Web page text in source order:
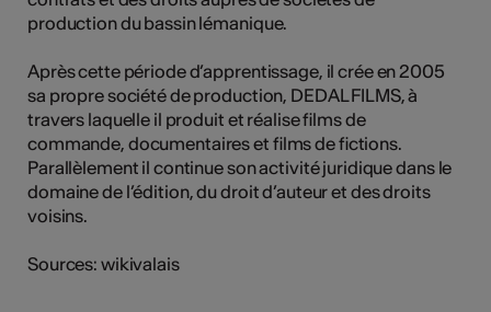
production du bassin lémanique.
Après cette période d’apprentissage, il crée en 2005
sa propre société de production, DEDAL FILMS, à
travers laquelle il produit et réalise films de
commande, documentaires et films de fictions.
Parallèlement il continue son activité juridique dans le
domaine de l’édition, du droit d’auteur et des droits
voisins.
Sources: wikivalais